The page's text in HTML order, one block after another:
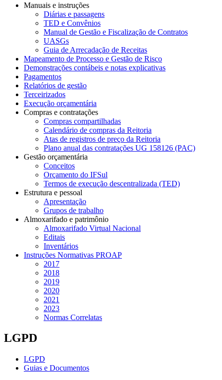
Manuais e instruções
Diárias e passagens
TED e Convênios
Manual de Gestão e Fiscalização de Contratos
UASGs
Guia de Arrecadação de Receitas
Mapeamento de Processo e Gestão de Risco
Demonstrações contábeis e notas explicativas
Pagamentos
Relatórios de gestão
Terceirizados
Execução orçamentária
Compras e contratações
Compras compartilhadas
Calendário de compras da Reitoria
Atas de registros de preço da Reitoria
Plano anual das contratações UG 158126 (PAC)
Gestão orçamentária
Conceitos
Orçamento do IFSul
Termos de execução descentralizada (TED)
Estrutura e pessoal
Apresentação
Grupos de trabalho
Almoxarifado e patrimônio
Almoxarifado Virtual Nacional
Editais
Inventários
Instruções Normativas PROAP
2017
2018
2019
2020
2021
2023
Normas Correlatas
LGPD
LGPD
Guias e Documentos